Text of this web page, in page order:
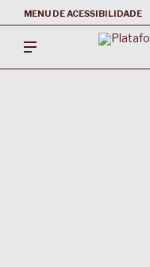
MENU DE ACESSIBILIDADE